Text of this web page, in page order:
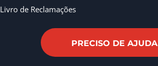
Livro de Reclamações
PRECISO DE AJUDA